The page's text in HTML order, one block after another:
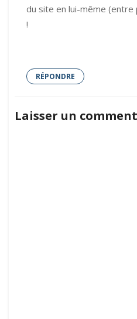
du site en lui-même
!
RÉPONDRE
Laisser un